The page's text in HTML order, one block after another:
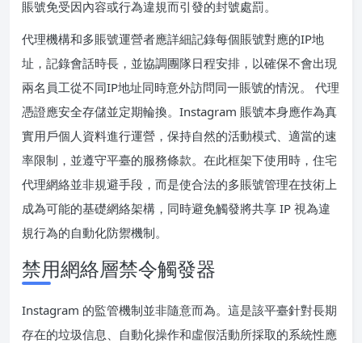
賬號免受因內容或行為違規而引發的封號處罰。
代理機構和多賬號運營者應詳細記錄每個賬號對應的IP地
址，記錄會話時長，並協調團隊日程安排，以確保不會出現
兩名員工從不同IP地址同時意外訪問同一賬號的情況。 代理
憑證應安全存儲並定期輪換。Instagram 賬號本身應作為真
實用戶個人資料進行運營，保持自然的活動模式、適當的速
率限制，並遵守平臺的服務條款。在此框架下使用時，住宅
代理網絡並非規避手段，而是使合法的多賬號管理在技術上
成為可能的基礎網絡架構，同時避免觸發將共享 IP 視為違
規行為的自動化防禦機制。
禁用網絡層禁令觸發器
Instagram 的監管機制並非隨意而為。這是該平臺針對長期
存在的垃圾信息、自動化操作和虛假活動所採取的系統性應